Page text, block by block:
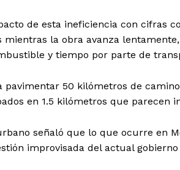
de esta ineficiencia con cifras
mientras la obra avanza
y tiempo por parte de
pavimentar 50 kilómetros de
en 1.5 kilómetros que parecen
señaló que lo que ocurre en
improvisada del actual